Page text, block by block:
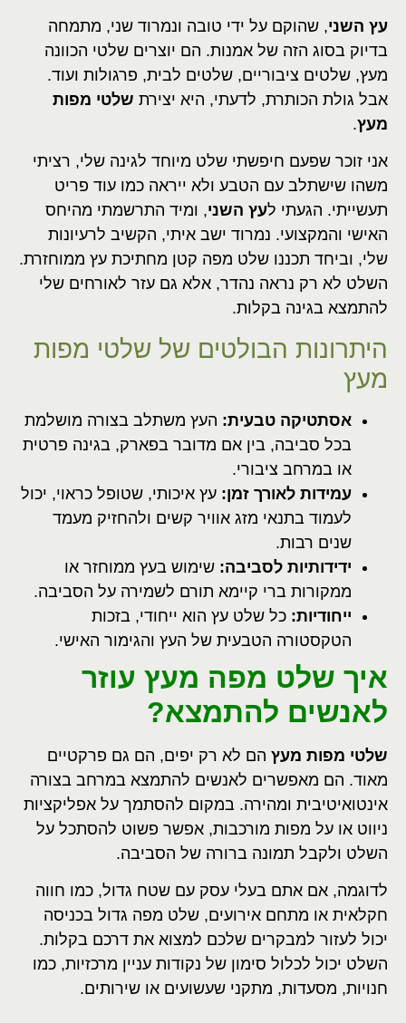
עץ השני, שהוקם על ידי טובה ונמרוד שני, מתמחה
בדיוק בסוג הזה של אמנות. הם יוצרים שלטי הכוונה
מעץ, שלטים ציבוריים, שלטים לבית, פרגולות ועוד.
אבל גולת הכותרת, לדעתי, היא יצירת שלטי מפות
מעץ.
אני זוכר שפעם חיפשתי שלט מיוחד לגינה שלי, רציתי
משהו שישתלב עם הטבע ולא ייראה כמו עוד פריט
תעשייתי. הגעתי לעץ השני, ומיד התרשמתי מהיחס
האישי והמקצועי. נמרוד ישב איתי, הקשיב לרעיונות
שלי, וביחד תכננו שלט מפה קטן מחתיכת עץ ממוחזרת.
השלט לא רק נראה נהדר, אלא גם עזר לאורחים שלי
להתמצא בגינה בקלות.
היתרונות הבולטים של שלטי מפות
מעץ
אסתטיקה טבעית: העץ משתלב בצורה מושלמת
בכל סביבה, בין אם מדובר בפארק, בגינה פרטית
או במרחב ציבורי.
עמידות לאורך זמן: עץ איכותי, שטופל כראוי, יכול
לעמוד בתנאי מזג אוויר קשים ולהחזיק מעמד
שנים רבות.
ידידותיות לסביבה: שימוש בעץ ממוחזר או
ממקורות ברי קיימא תורם לשמירה על הסביבה.
ייחודיות: כל שלט עץ הוא ייחודי, בזכות
הטקסטורה הטבעית של העץ והגימור האישי.
איך שלט מפה מעץ עוזר
לאנשים להתמצא?
שלטי מפות מעץ הם לא רק יפים, הם גם פרקטיים
מאוד. הם מאפשרים לאנשים להתמצא במרחב בצורה
אינטואיטיבית ומהירה. במקום להסתמך על אפליקציות
ניווט או על מפות מורכבות, אפשר פשוט להסתכל על
השלט ולקבל תמונה ברורה של הסביבה.
לדוגמה, אם אתם בעלי עסק עם שטח גדול, כמו חווה
חקלאית או מתחם אירועים, שלט מפה גדול בכניסה
יכול לעזור למבקרים שלכם למצוא את דרכם בקלות.
השלט יכול לכלול סימון של נקודות עניין מרכזיות, כמו
חנויות, מסעדות, מתקני שעשועים או שירותים.